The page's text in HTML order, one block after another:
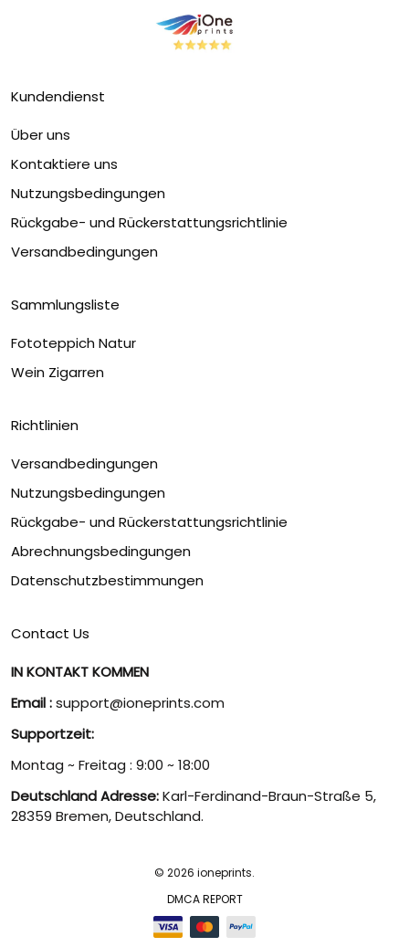
Kundendienst
Über uns
Kontaktiere uns
Nutzungsbedingungen
Rückgabe- und Rückerstattungsrichtlinie
Versandbedingungen
Sammlungsliste
Fototeppich Natur
Wein Zigarren
Richtlinien
Versandbedingungen
Nutzungsbedingungen
Rückgabe- und Rückerstattungsrichtlinie
Abrechnungsbedingungen
Datenschutzbestimmungen
Contact Us
IN KONTAKT KOMMEN
Email :support@ioneprints.com
Supportzeit:
Montag ~ Freitag : 9:00 ~ 18:00
Deutschland Adresse:Karl-Ferdinand-Braun-Straße 5,
28359 Bremen, Deutschland.
© 2026 ioneprints.
DMCA REPORT